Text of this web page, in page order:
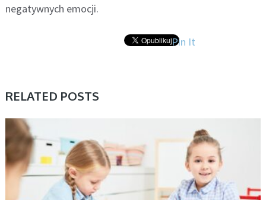
negatywnych emocji.
Pin It
RELATED POSTS
AKTUALNOŚCI